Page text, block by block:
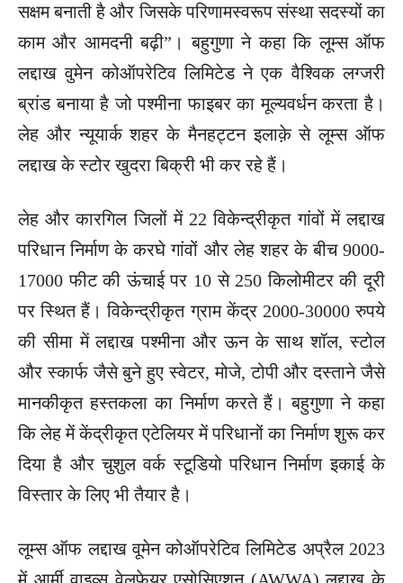
सक्षम बनाती है और जिसके परिणामस्वरूप संस्था सदस्यों का
काम और आमदनी बढ़ी”। बहुगुणा ने कहा कि लूम्स ऑफ
लद्दाख वुमेन कोऑपरेटिव लिमिटेड ने एक वैश्विक लग्जरी
ब्रांड बनाया है जो पश्मीना फाइबर का मूल्यवर्धन करता है।
लेह और न्यूयार्क शहर के मैनहट्टन इलाक़े से लूम्स ऑफ
लद्दाख के स्टोर खुदरा बिक्री भी कर रहे हैं।
लेह और कारगिल जिलों में 22 विकेन्द्रीकृत गांवों में लद्दाख
परिधान निर्माण के करघे गांवों और लेह शहर के बीच 9000-
17000 फीट की ऊंचाई पर 10 से 250 किलोमीटर की दूरी
पर स्थित हैं। विकेन्द्रीकृत ग्राम केंद्र 2000-30000 रुपये
की सीमा में लद्दाख पश्मीना और ऊन के साथ शॉल, स्टोल
और स्कार्फ जैसे बुने हुए स्वेटर, मोजे, टोपी और दस्ताने जैसे
मानकीकृत हस्तकला का निर्माण करते हैं। बहुगुणा ने कहा
कि लेह में केंद्रीकृत एटेलियर में परिधानों का निर्माण शुरू कर
दिया है और चुशुल वर्क स्टूडियो परिधान निर्माण इकाई के
विस्तार के लिए भी तैयार है।
लूम्स ऑफ लद्दाख वूमेन कोऑपरेटिव लिमिटेड अप्रैल 2023